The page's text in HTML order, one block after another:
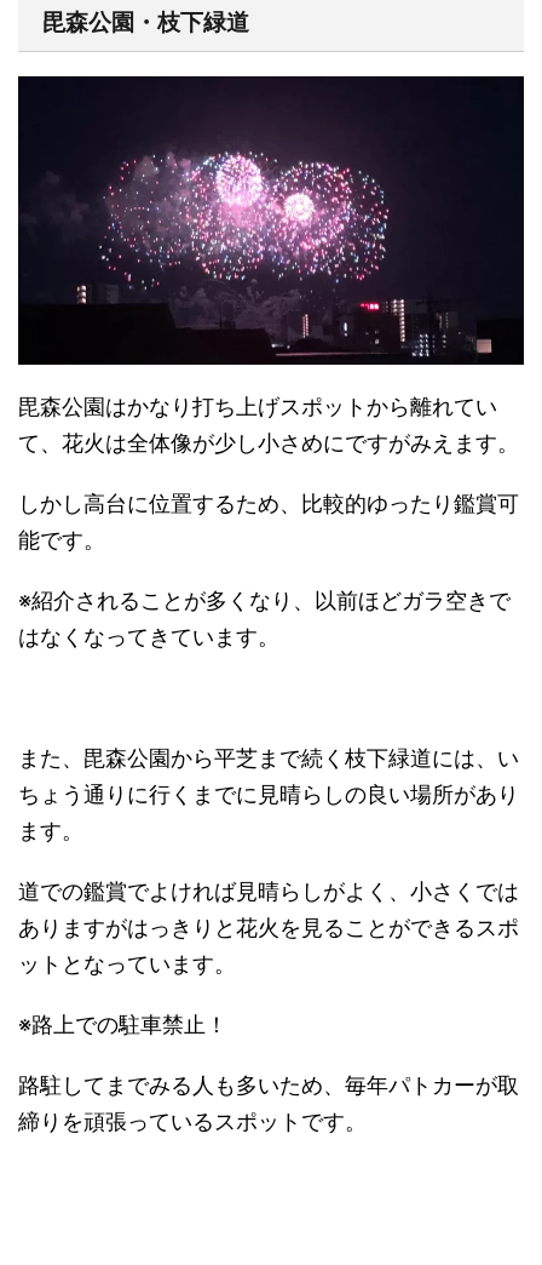
毘森公園・枝下緑道
毘森公園はかなり打ち上げスポットから離れてい
て、花火は全体像が少し小さめにですがみえます。
しかし高台に位置するため、比較的ゆったり鑑賞可
能です。
※紹介されることが多くなり、以前ほどガラ空きで
はなくなってきています。
また、毘森公園から平芝まで続く枝下緑道には、い
ちょう通りに行くまでに見晴らしの良い場所があり
ます。
道での鑑賞でよければ見晴らしがよく、小さくでは
ありますがはっきりと花火を見ることができるスポ
ットとなっています。
※路上での駐車禁止！
路駐してまでみる人も多いため、毎年パトカーが取
締りを頑張っているスポットです。